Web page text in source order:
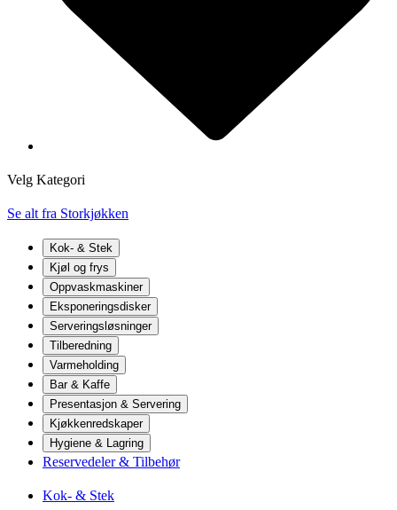
Velg Kategori
Se alt fra Storkjøkken
Kok- & Stek
Kjøl og frys
Oppvaskmaskiner
Eksponeringsdisker
Serveringsløsninger
Tilberedning
Varmeholding
Bar & Kaffe
Presentasjon & Servering
Kjøkkenredskaper
Hygiene & Lagring
Reservedeler & Tilbehør
Kok- & Stek